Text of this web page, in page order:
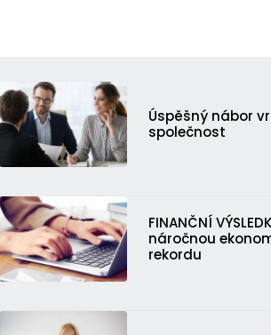
Úspěšný nábor
společnost
FINANČNÍ
náročnou
rekordu